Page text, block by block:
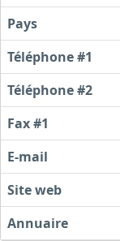
Pays
Téléphone #1
Téléphone #2
Fax #1
E-mail
Site web
Annuaire